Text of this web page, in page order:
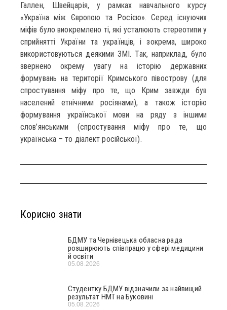
Галлен, Швейцарія, у рамках навчального курсу
«Україна між Європою та Росією». Серед існуючих
міфів було виокремлено ті, які усталюють стереотипи у
сприйнятті України та українців, і зокрема, широко
використовуються деякими ЗМІ. Так, наприклад, було
звернено окрему увагу на історію державних
формувань на території Кримського півострову (для
спростування міфу про те, що Крим завжди був
населений етнічними росіянами), а також історію
формування української мови на ряду з іншими
слов’янськими (спростування міфу про те, що
українська – то діалект російської).
Корисно знати
БДМУ та Чернівецька обласна рада
розширюють співпрацю у сфері медицини
й освіти
05.08.2026
Студентку БДМУ відзначили за найвищий
результат НМТ на Буковині
05.08.2026